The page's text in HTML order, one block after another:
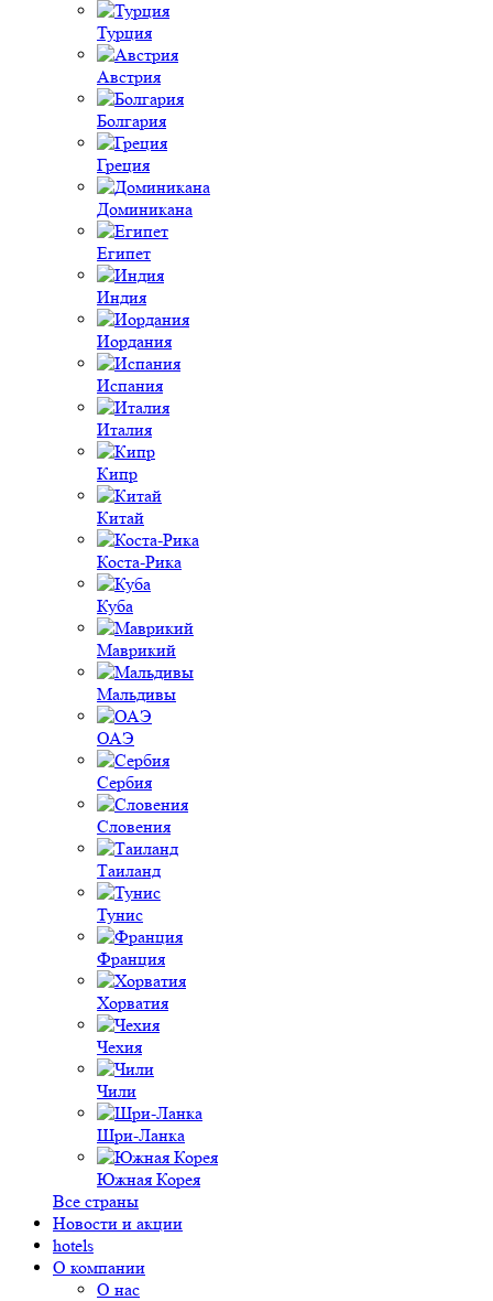
Турция
Австрия
Болгария
Греция
Доминикана
Египет
Индия
Иордания
Испания
Италия
Кипр
Китай
Коста-Рика
Куба
Маврикий
Мальдивы
ОАЭ
Сербия
Словения
Таиланд
Тунис
Франция
Хорватия
Чехия
Чили
Шри-Ланка
Южная Корея
Все страны
Новости и акции
hotels
О компании
О нас